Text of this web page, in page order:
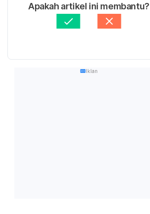
Apakah artikel ini membantu?
Iklan